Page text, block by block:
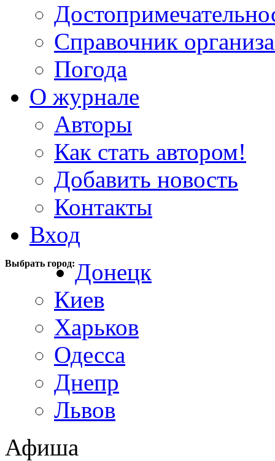
Справочник
Погода
О журнале
Авторы
Как стать автором!
Добавить новость
Контакты
Вход
Выбрать город:Донецк
Киев
Харьков
Одесса
Днепр
Львов
Афиша